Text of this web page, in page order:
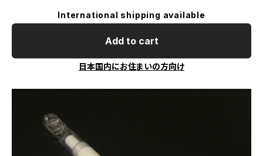
International shipping available
Add to cart
日本国内にお住まいの方向け